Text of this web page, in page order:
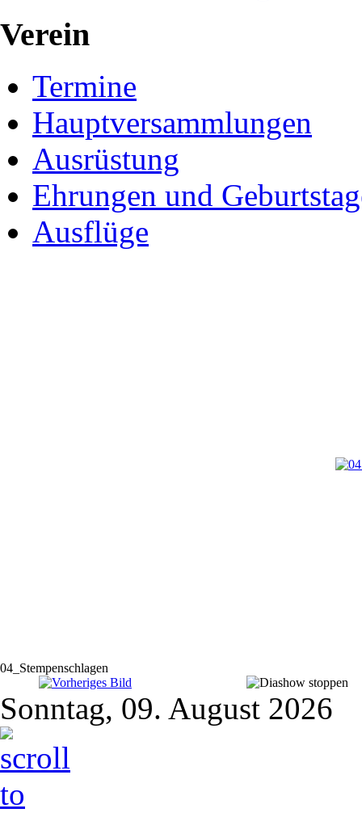
Verein
Termine
Hauptversammlungen
Ausrüstung
Ehrungen und
Ausflüge
04_Stempenschlagen
Sonntag, 09. August 2026